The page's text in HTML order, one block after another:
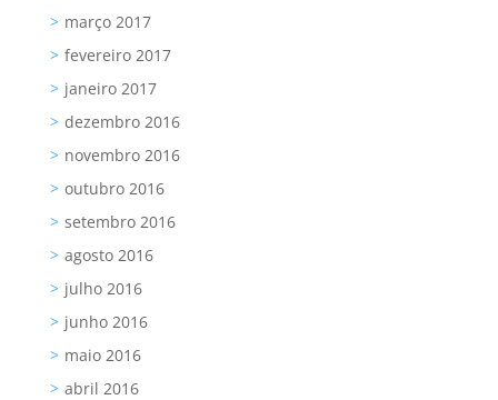
março 2017
fevereiro 2017
janeiro 2017
dezembro 2016
novembro 2016
outubro 2016
setembro 2016
agosto 2016
julho 2016
junho 2016
maio 2016
abril 2016